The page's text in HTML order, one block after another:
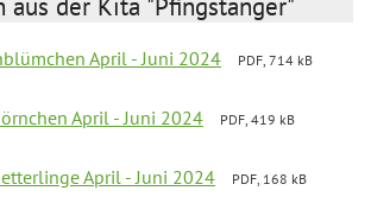
aus der Kita "Pfingstanger"
April - Juni 2024
PDF, 714 kB
April - Juni 2024
PDF, 419 kB
April - Juni 2024
PDF, 168 kB